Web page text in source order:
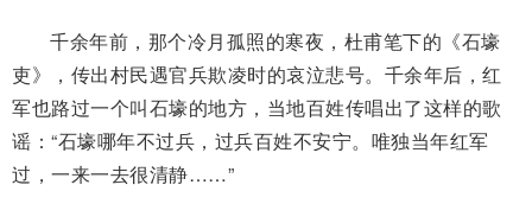
千余年前，那个冷月孤照的寒夜，杜甫笔下的《石壕
吏》，传出村民遇官兵欺凌时的哀泣悲号。千余年后，红
军也路过一个叫石壕的地方，当地百姓传唱出了这样的歌
谣：“石壕哪年不过兵，过兵百姓不安宁。唯独当年红军
过，一来一去很清静……”